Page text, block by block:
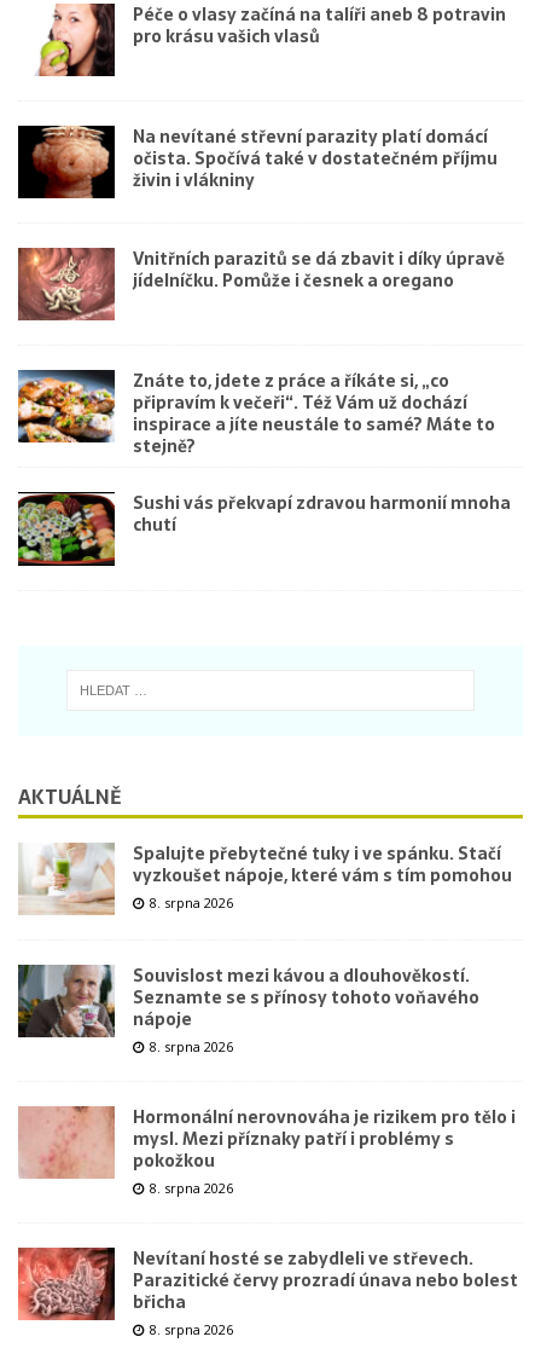
Péče o vlasy začíná na talíři aneb 8 potravin
pro krásu vašich vlasů
Na nevítané střevní parazity platí domácí
očista. Spočívá také v dostatečném příjmu
živin i vlákniny
Vnitřních parazitů se dá zbavit i díky úpravě
jídelníčku. Pomůže i česnek a oregano
Znáte to, jdete z práce a říkáte si, „co
připravím k večeři“. Též Vám už dochází
inspirace a jíte neustále to samé? Máte to
stejně?
Sushi vás překvapí zdravou harmonií mnoha
chutí
AKTUÁLNĚ
Spalujte přebytečné tuky i ve spánku. Stačí
vyzkoušet nápoje, které vám s tím pomohou
8. srpna 2026
Souvislost mezi kávou a dlouhověkostí.
Seznamte se s přínosy tohoto voňavého
nápoje
8. srpna 2026
Hormonální nerovnováha je rizikem pro tělo i
mysl. Mezi příznaky patří i problémy s
pokožkou
8. srpna 2026
Nevítaní hosté se zabydleli ve střevech.
Parazitické červy prozradí únava nebo bolest
břicha
8. srpna 2026